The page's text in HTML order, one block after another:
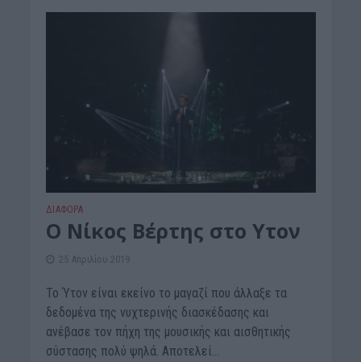
ΔΙΆΦΟΡΑ
Ο Νίκος Βέρτης στο Υτον
25 Απριλίου 2019
Το Ύτον είναι εκείνο το μαγαζί που άλλαξε τα
δεδομένα της νυχτερινής διασκέδασης και
ανέβασε τον πήχη της μουσικής και αισθητικής
σύστασης πολύ ψηλά. Αποτελεί...